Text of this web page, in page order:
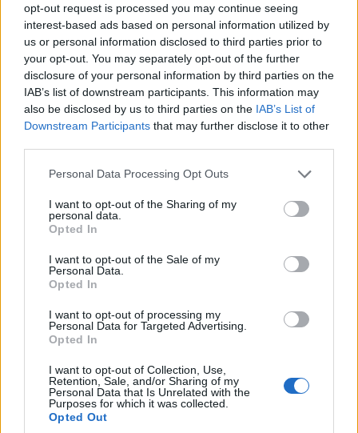
opt-out request is processed you may continue seeing
interest-based ads based on personal information utilized by
us or personal information disclosed to third parties prior to
your opt-out. You may separately opt-out of the further
disclosure of your personal information by third parties on the
IAB’s list of downstream participants. This information may
also be disclosed by us to third parties on the IAB’s List of
Downstream Participants that may further disclose it to other
Personal Data Processing Opt Outs
I want to opt-out of the Sharing of my
personal data.
Opted In
I want to opt-out of the Sale of my
Personal Data.
Opted In
I want to opt-out of processing my
Personal Data for Targeted Advertising.
Opted In
I want to opt-out of Collection, Use,
Retention, Sale, and/or Sharing of my
Personal Data that Is Unrelated with the
Purposes for which it was collected.
Opted Out